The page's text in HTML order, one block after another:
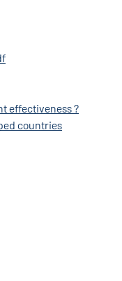
effectiveness ?
countries